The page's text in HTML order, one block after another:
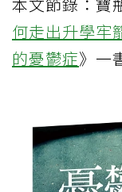
何走出升學牢
的憂鬱症》一